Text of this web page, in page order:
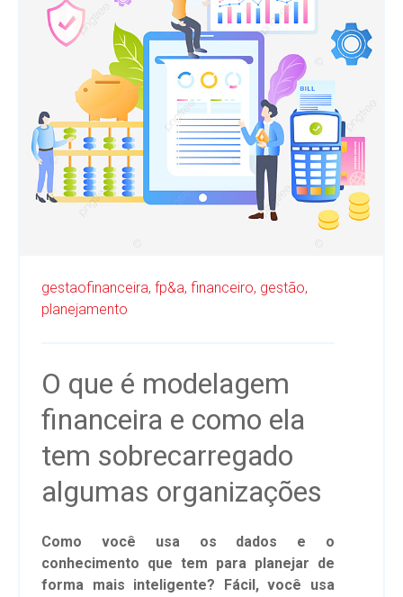
gestaofinanceira, fp&a, financeiro, gestão,
planejamento
O que é modelagem
financeira e como ela
tem sobrecarregado
algumas organizações
Como você usa os dados e o
conhecimento que tem para planejar de
forma mais inteligente? Fácil, você usa